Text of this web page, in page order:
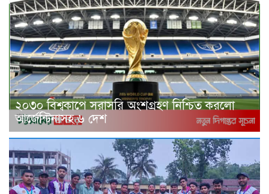
২০৩০ বিশ্বকাপে সরাসরি অংশগ্রহণ নিশ্চিত করলো
আর্জেন্টিনাসহ ৬ দেশ